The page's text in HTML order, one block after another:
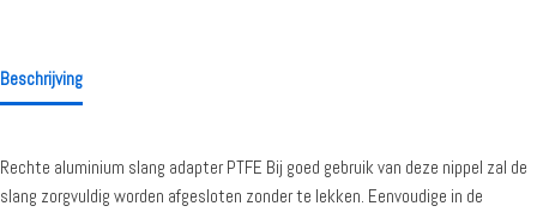
Beschrijving
Rechte aluminium slang adapter PTFE Bij goed gebruik van deze nippel zal de
slang zorgvuldig worden afgesloten zonder te lekken. Eenvoudige in de